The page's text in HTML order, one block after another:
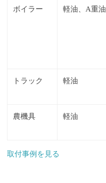
ボイラー 軽油、A重油
トラック 軽油
農機具 軽油
取付事例を見る